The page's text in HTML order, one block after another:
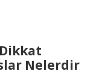
Nelerdir